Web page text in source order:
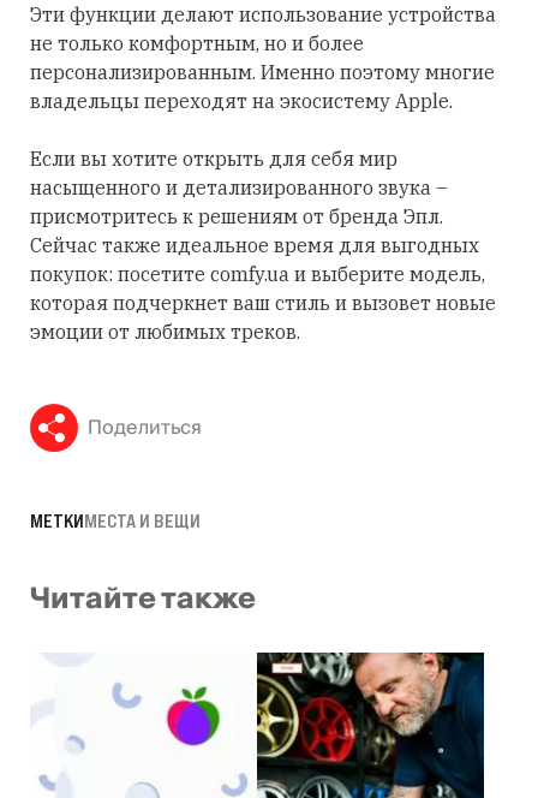
Эти функции делают использование устройства
не только комфортным, но и более
персонализированным. Именно поэтому многие
владельцы переходят на экосистему Apple.
Если вы хотите открыть для себя мир
насыщенного и детализированного звука –
присмотритесь к решениям от бренда Эпл.
Сейчас также идеальное время для выгодных
покупок: посетите comfy.ua и выберите модель,
которая подчеркнет ваш стиль и вызовет новые
эмоции от любимых треков.
Поделиться
МЕТКИМЕСТА И ВЕЩИ
Читайте также